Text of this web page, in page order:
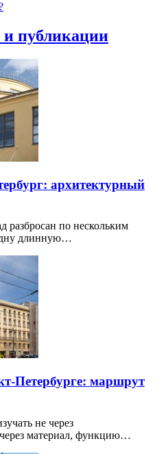
и публикации
архитектурный
разбросан по нескольким
длинную…
Петербурге: маршрут
не через
материал, функцию…